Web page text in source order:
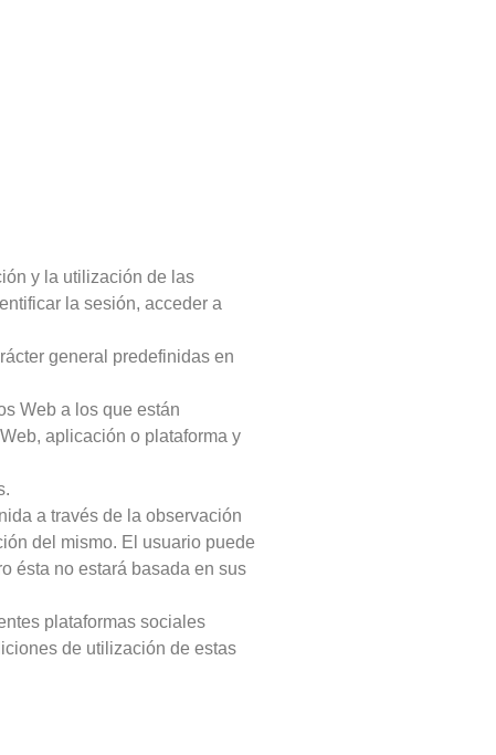
y la utilización de las
la sesión, acceder a
general predefinidas en
Web a los que están
aplicación o plataforma y
a través de la observación
del mismo. El usuario puede
ésta no estará basada en sus
plataformas sociales
de utilización de estas